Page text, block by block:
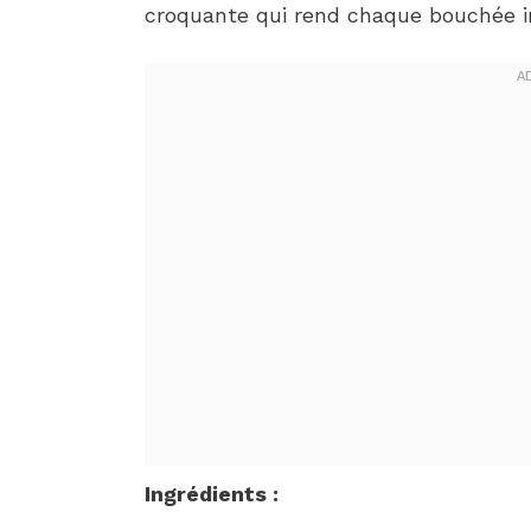
croquante qui rend chaque bouchée
Ingrédients :